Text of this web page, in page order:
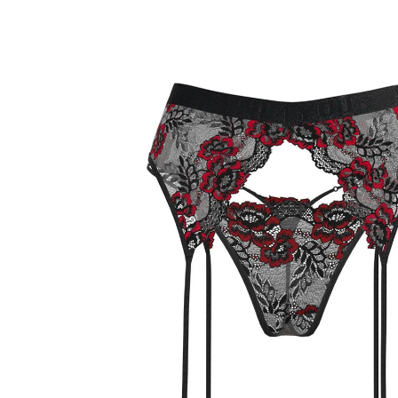
Отвори
избраното
медийно
съдържание
изглед
галерия